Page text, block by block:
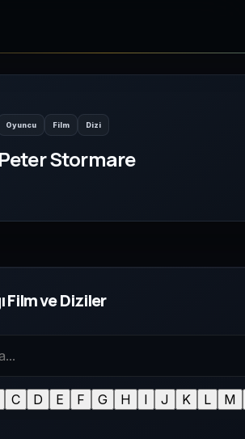
Oyuncu Film Dizi
Peter Stormare
Film ve Diziler
C D E F G H I J K L M